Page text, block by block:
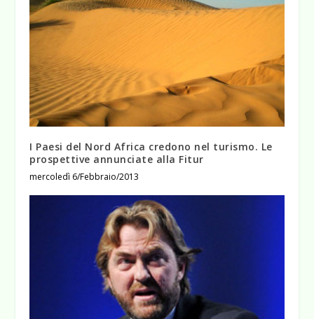
I Paesi del Nord Africa credono nel turismo. Le
prospettive annunciate alla Fitur
mercoledì 6/Febbraio/2013